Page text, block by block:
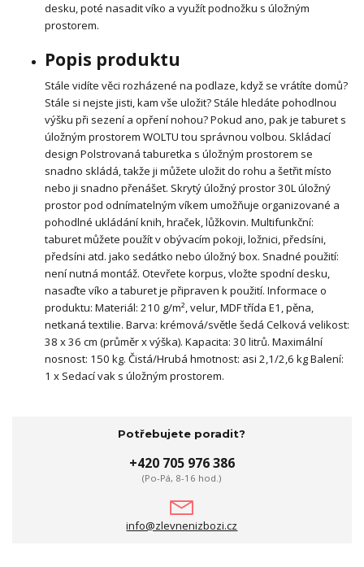
desku, poté nasadit víko a využít podnožku s úložným
prostorem.
Popis produktu
Stále vidíte věci rozházené na podlaze, když se vrátíte domů?
Stále si nejste jisti, kam vše uložit? Stále hledáte pohodlnou
výšku při sezení a opření nohou? Pokud ano, pak je taburet s
úložným prostorem WOLTU tou správnou volbou. Skládací
design Polstrovaná taburetka s úložným prostorem se
snadno skládá, takže ji můžete uložit do rohu a šetřit místo
nebo ji snadno přenášet. Skrytý úložný prostor 30L úložný
prostor pod odnímatelným víkem umožňuje organizované a
pohodlné ukládání knih, hraček, lůžkovin. Multifunkční:
taburet můžete použít v obývacím pokoji, ložnici, předsíni,
předsíni atd. jako sedátko nebo úložný box. Snadné použití:
není nutná montáž. Otevřete korpus, vložte spodní desku,
nasaďte víko a taburet je připraven k použití. Informace o
produktu: Materiál: 210 g/m², velur, MDF třída E1, pěna,
netkaná textilie. Barva: krémová/světle šedá Celková velikost:
38 x 36 cm (průměr x výška). Kapacita: 30 litrů. Maximální
nosnost: 150 kg. Čistá/Hrubá hmotnost: asi 2,1/2,6 kg Balení:
1 x Sedací vak s úložným prostorem.
Potřebujete poradit?
+420 705 976 386
(Po-Pá, 8-16 hod.)
info@zlevnenizbozi.cz